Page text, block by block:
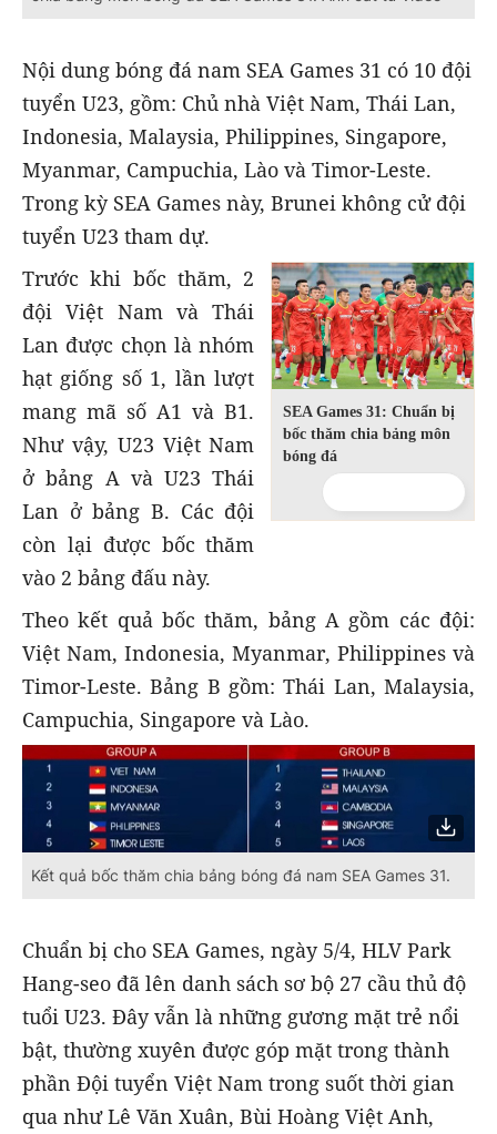
Nội dung bóng đá nam SEA Games 31 có 10 đội
tuyển U23, gồm: Chủ nhà Việt Nam, Thái Lan,
Indonesia, Malaysia, Philippines, Singapore,
Myanmar, Campuchia, Lào và Timor-Leste.
Trong kỳ SEA Games này, Brunei không cử đội
tuyển U23 tham dự.
SEA Games 31: Chuẩn bị
bốc thăm chia bảng môn
bóng đá
Trước khi bốc thăm, 2
đội Việt Nam và Thái
Lan được chọn là nhóm
hạt giống số 1, lần lượt
mang mã số A1 và B1.
Như vậy, U23 Việt Nam
ở bảng A và U23 Thái
Lan ở bảng B. Các đội
còn lại được bốc thăm
vào 2 bảng đấu này.
Theo kết quả bốc thăm, bảng A gồm các đội:
Việt Nam, Indonesia, Myanmar, Philippines và
Timor-Leste. Bảng B gồm: Thái Lan, Malaysia,
Campuchia, Singapore và Lào.
Kết quả bốc thăm chia bảng bóng đá nam SEA Games 31.
Chuẩn bị cho SEA Games, ngày 5/4, HLV Park
Hang-seo đã lên danh sách sơ bộ 27 cầu thủ độ
tuổi U23. Đây vẫn là những gương mặt trẻ nổi
bật, thường xuyên được góp mặt trong thành
phần Đội tuyển Việt Nam trong suốt thời gian
qua như Lê Văn Xuân, Bùi Hoàng Việt Anh,